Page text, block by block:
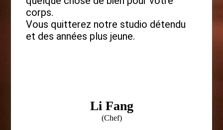
corps.
Vous quitterez notre studio détendu
et des années plus jeune.
Li Fang
(Chef)